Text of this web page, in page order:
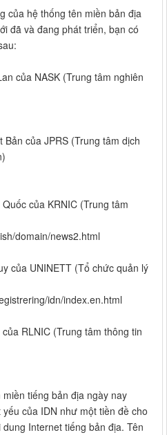
của hệ thống tên miền bản địa
đã và đang phát triển, bạn có
của NASK (Trung tâm nghiên
của JPRS (Trung tâm dịch
của KRNIC (Trung tâm
domain/news2.html
của UNINETT (Tổ chức quản lý
idn/index.en.html
RLNIC (Trung tâm thông tin
tiếng bản địa ngày nay
của IDN như một tiền đề cho
Internet tiếng bản địa. Tên